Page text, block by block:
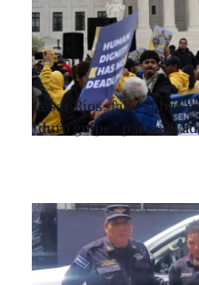
César Ríos: fallo sobre
“duro golpe” para